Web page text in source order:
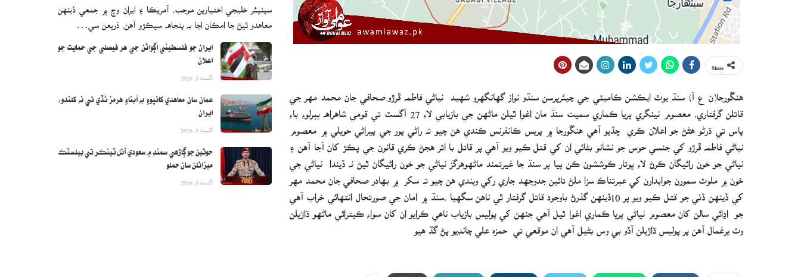
ھنڱورجا(ن ع آ) سنڌ يوٿ ايڪشن ڪاميٽي جي چيئرپرسن سنڌو نواز گھانگھرو شھيد نياڻي فاطمه ڦرڙو.صحافي جان محمد مھر جي
قاتلن گرفتاري، معصوم نينگري پريا ڪماري سميت سنڌ مان اغوا ٿيلن ماڻھن جي بازيابي لاءِ 27 آگسٽ تي قومي شاهراھ ٻٻرلوءِ باءِ
پاس تي ڌرڻو ھڻڻ جو اعلان ڪري ڇڏيو آھي ھنڱورجا ۾ پريس ڪانفرنس ڪندي ھن چيو ته راڻي پور جي پيراڻي حويلي ۾ معصوم
نياڻي فاطمه ڦرڙو کي جنسي حوس جو نشانو بڻائي ان کي قتل ڪيو ويو آھي پر قاتل با اثر ھجڻ ڪري قانون جي پڪڙ کان آجا آھن ۽
نياڻي جو خون رائيگان ڪرڻ لاءِ ڀوتار ڪوششون ڪن پيا پر سنڌ جا غيرتمند ماڻھوھرگز نياڻي جو خون رائيگان ٿيڻ نه ڏيندا نياڻي جي
خون ۾ ملوث سمورن جوابدارن کي عبرتناڪ سزا ملڻ تائين جدوجھد جاري رکي ويندي ھن چيو ته سکر ۾ بھادر صحافي جان محمد مھر
کي ڏينھن ڏٺي جو قتل ڪيو ويو پر 10ڏينھن گذرڻ باوجود قاتل گرفتار ٿي ناھن سگھيا ،سنڌ ۾ امان جي صورتحال انتھائي خراب آھي
جو اڍائي سالن کان معصوم نياڻي پريا ڪماري اغوا ٿيل آھي جنھن کي پوليس بازياب ناھي ڪرايو ان کان سواءِ ڪيترائي ماڻھو ڌاڙيلن
وٽ يرغمال آھن پر پوليس ڌاڙيلن آڏو بي وس بڻيل آھي ان موقعي تي حمزه علي چانڊيو پڻ گڏ ھيو
سينيئر خليجي اختيارين موجب، آمريڪا ۽ ايران وچ ۾ جمعي ڏينهن
معاهدو ٿيڻ جا امڪان اڃا به پنجاهه سيڪڙو آهن. ذريعن سي…
ايران جو فلسطيني اڳواڻن جي هر فيصلي جي حمايت جو
اعلان
اگست 5, 2026
عمان سان معاهدي کانپوءِ به آبناءِ هرمز ٿڏي تي نه کلندو:
ايران
اگست 5, 2026
حوثين جو ڳاڙهي سمنڊ ۾ سعودي آئل ٽينڪر تي بيلسٽڪ
ميزائلن سان حملو
اگست 5, 2026